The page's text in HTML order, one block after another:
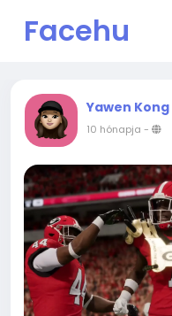
Facehu
n
Yawen Kong
10 hónapja -